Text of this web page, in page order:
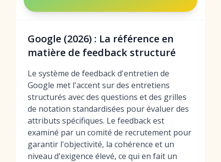
Google (2026) : La référence en
matière de feedback structuré
Le système de feedback d'entretien de
Google met l'accent sur des entretiens
structurés avec des questions et des grilles
de notation standardisées pour évaluer des
attributs spécifiques. Le feedback est
examiné par un comité de recrutement pour
garantir l'objectivité, la cohérence et un
niveau d'exigence élevé, ce qui en fait un